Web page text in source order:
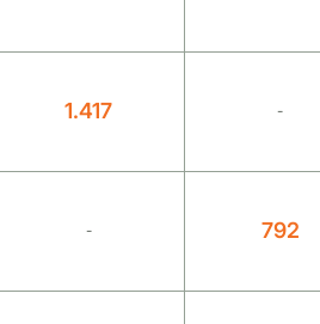
1.417 -
- 792